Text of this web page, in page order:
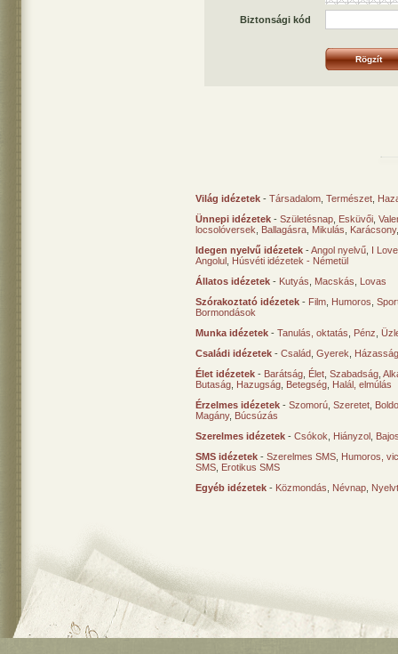
Biztonsági kód
Világ idézetek - Társadalom Természet
Ünnepi idézetek - Születésnap Esküvői
locsolóversek
Ballagásra Mikulás Karácsony
Idegen nyelvű idézetek -Angol nyelvű I
Angolul Húsvéti idézetek - Németül
Állatos idézetek - Kutyás Macskás
Lovas
Szórakoztató idézetek - Film Humoros
Bormondások
Munka idézetek - Tanulás, oktatás Pénz
Családi idézetek - Család Gyerek
Élet idézetek - Barátság Élet Szabadság
Butaság Hazugság Betegség Halál, elmúlás
Érzelmes idézetek - Szomorú Szeretet
Magány, Búcsúzás
Szerelmes idézetek - Csókok Hiányzol
SMS idézetek - Szerelmes SMS Humoros,
SMS Erotikus SMS
Egyéb idézetek - Közmondás Névnap